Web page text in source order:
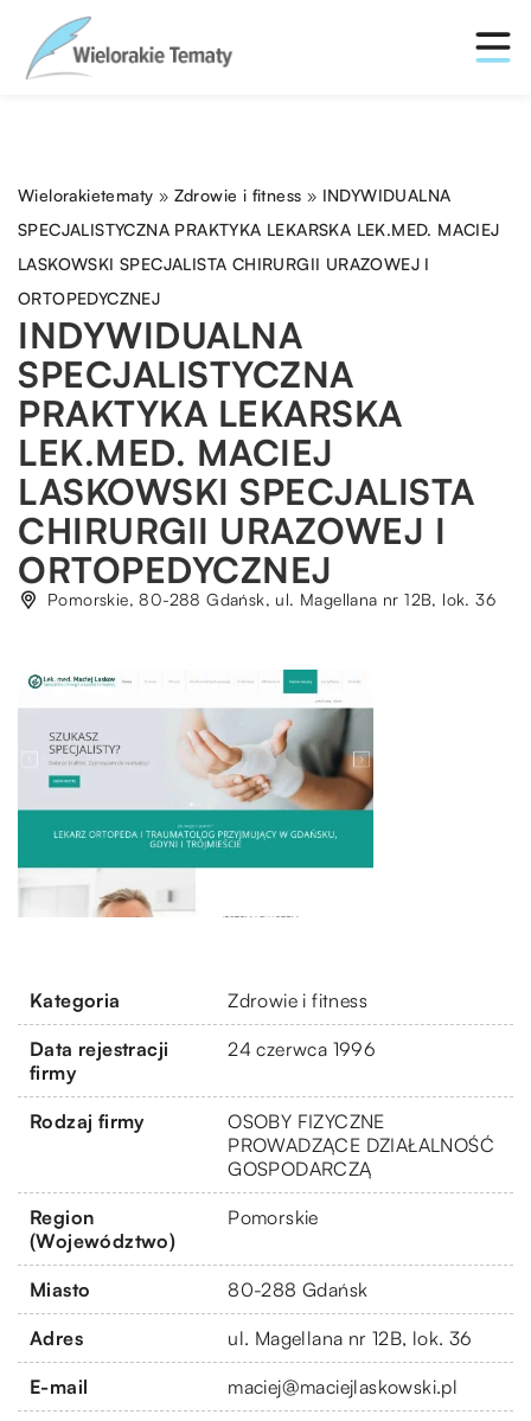
Wielorakietematy » Zdrowie i fitness » INDYWIDUALNA
SPECJALISTYCZNA PRAKTYKA LEKARSKA LEK.MED. MACIEJ
LASKOWSKI SPECJALISTA CHIRURGII URAZOWEJ I
ORTOPEDYCZNEJ
INDYWIDUALNA
SPECJALISTYCZNA
PRAKTYKA LEKARSKA
LEK.MED. MACIEJ
LASKOWSKI SPECJALISTA
CHIRURGII URAZOWEJ I
ORTOPEDYCZNEJ
Pomorskie, 80-288 Gdańsk, ul. Magellana nr 12B, lok. 36
Kategoria Zdrowie i fitness
Data rejestracji
firmy
24 czerwca 1996
Rodzaj firmy
OSOBY FIZYCZNE
PROWADZĄCE DZIAŁALNOŚĆ
GOSPODARCZĄ
Region
(Województwo)
Pomorskie
Miasto 80-288 Gdańsk
Adres ul. Magellana nr 12B, lok. 36
E-mail maciej@maciejlaskowski.pl